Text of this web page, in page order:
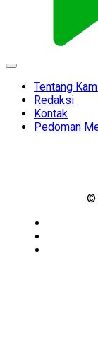
Expand
Tentang
Redaksi
Kontak
Pedoman
©